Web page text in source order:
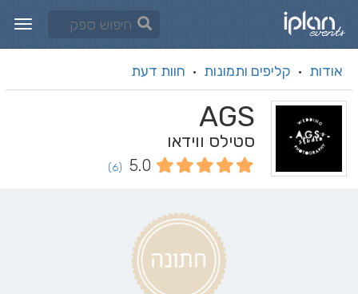
אודות · קליפים ותמונות · חוות דעת
AGS
סטילס ווידאו
5.0
(6)